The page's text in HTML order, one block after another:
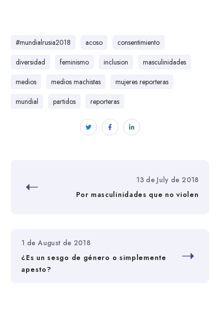
#mundialrusia2018 acoso
consentimiento
diversidad
feminismo inclusion
masculinidades
medios
medios machistas
mujeres reporteras
mundial
partidos reporteras
13 de July de 2018
Por masculinidades que no violen
1 de August de 2018
¿Es un sesgo de género o simplemente
apesto?